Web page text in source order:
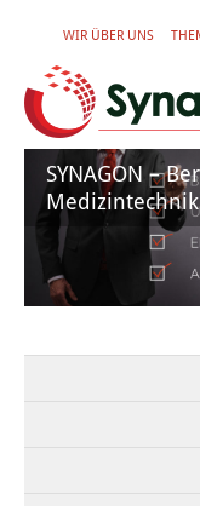
WIR ÜBER UNS
SYNAGON –
Medizintechnik